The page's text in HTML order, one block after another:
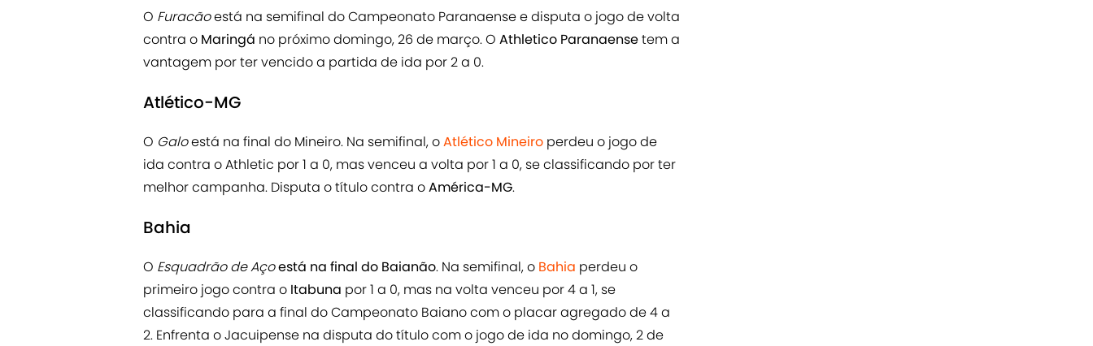
O Furacãoestá na semifinal do Campeonato Paranaense e disputa o jogo de volta
contra o Maringá no próximo domingo, 26 de março. O Athletico Paranaensetem a
vantagem por ter vencido a partida de ida por 2 a 0.
Atlético-MG
O Galoestá na final do Mineiro. Na semifinal, oAtlético Mineiro perdeu o jogo de
ida contra o Athletic por 1 a 0, mas venceu a volta por 1 a 0, se classificando por ter
melhor campanha. Disputa o título contra oAmérica-MG.
Bahia
O Esquadrão de Açoestá na final do Baianão. Na semifinal, o Bahia perdeu o
primeiro jogo contra o Itabuna por 1 a 0, mas na volta venceu por 4 a 1, se
classificando para a final do Campeonato Baiano com o placar agregado de 4 a
2. Enfrenta o Jacuipense na disputa do título com o jogo de ida no domingo, 2 de